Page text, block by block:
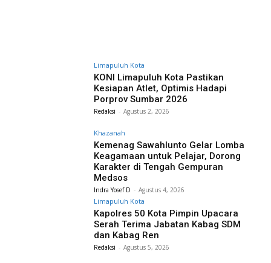
Limapuluh Kota
KONI Limapuluh Kota Pastikan
Kesiapan Atlet, Optimis Hadapi
Porprov Sumbar 2026
Redaksi - Agustus 2, 2026
Khazanah
Kemenag Sawahlunto Gelar Lomba
Keagamaan untuk Pelajar, Dorong
Karakter di Tengah Gempuran
Medsos
Indra Yosef D - Agustus 4, 2026
Limapuluh Kota
Kapolres 50 Kota Pimpin Upacara
Serah Terima Jabatan Kabag SDM
dan Kabag Ren
Redaksi - Agustus 5, 2026